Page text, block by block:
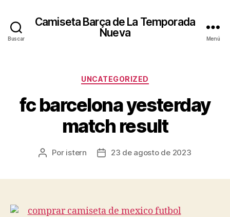
Buscar
Camiseta Barça de La Temporada
Nueva
Menú
Categorías
UNCATEGORIZED
fc barcelona yesterday
match result
Autor
Por istern
Fecha23 de agosto de 2023